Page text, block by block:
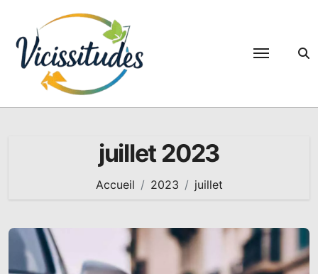
contenu
juillet 2023
Accueil 2023 juillet